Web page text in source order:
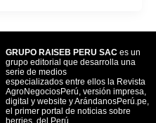
GRUPO RAISEB PERU SAC es un
grupo editorial que desarrolla una
serie de medios
especializados entre ellos la Revista
AgroNegociosPerú, versión impresa,
digital y website y ArándanosPerú.pe,
el primer portal de noticias sobre
berries, del Perú